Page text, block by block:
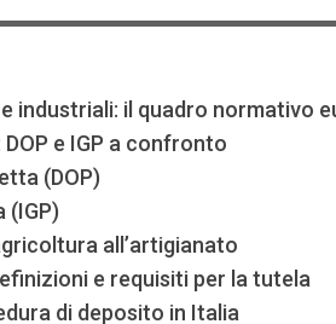
industriali: il quadro normativo
e IGP a confronto
(DOP)
(IGP)
all’artigianato
e requisiti per la tutela
di deposito in Italia